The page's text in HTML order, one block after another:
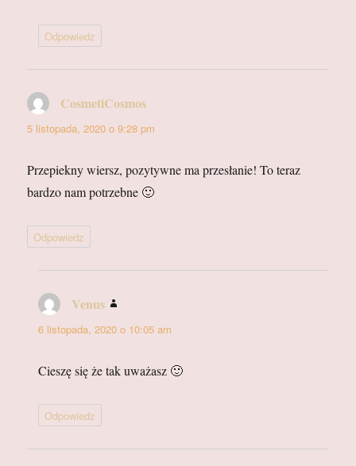
Odpowiedz
CosmetiCosmos
5 listopada, 2020 o 9:28 pm
Przepiekny wiersz, pozytywne ma przesłanie! To teraz
bardzo nam potrzebne 🙂
Odpowiedz
Venus
6 listopada, 2020 o 10:05 am
Cieszę się że tak uważasz 🙂
Odpowiedz